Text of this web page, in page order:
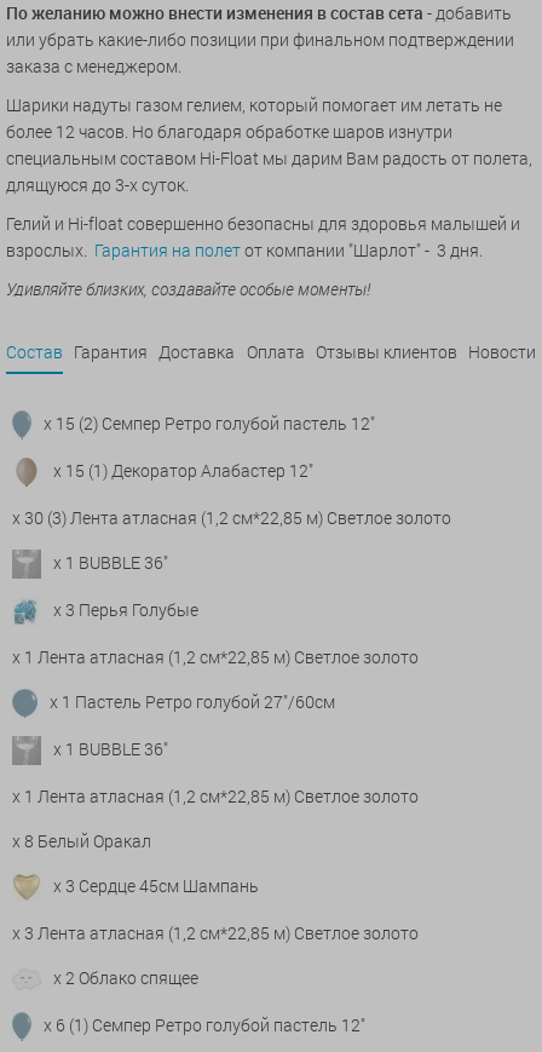
По желанию можно внести изменения в состав сета - добавить
или убрать какие-либо позиции при финальном подтверждении
заказа с менеджером.
Шарики надуты газом гелием, который помогает им летать не
более 12 часов. Но благодаря обработке шаров изнутри
специальным составом Hi-Float мы дарим Вам радость от полета,
длящуюся до 3-х суток.
Гелий и Hi-float совершенно безопасны для здоровья малышей и
взрослых. Гарантия на полетот компании "Шарлот" - 3 дня.
Удивляйте близких, создавайте особые моменты!
Состав Гарантия Доставка Оплата Отзывы клиентов Новости
x 15 (2) Семпер Ретро голубой пастель 12"
x 15 (1) Декоратор Алабастер 12"
x 30 (3) Лента атласная (1,2 см*22,85 м) Светлое золото
x 1 BUBBLE 36"
x 3 Перья Голубые
x 1 Лента атласная (1,2 см*22,85 м) Светлое золото
x 1 Пастель Ретро голубой 27"/60см
x 1 BUBBLE 36"
x 1 Лента атласная (1,2 см*22,85 м) Светлое золото
x 8 Белый Оракал
x 3 Сердце 45см Шампань
x 3 Лента атласная (1,2 см*22,85 м) Светлое золото
x 2 Облако спящее
x 6 (1) Семпер Ретро голубой пастель 12"